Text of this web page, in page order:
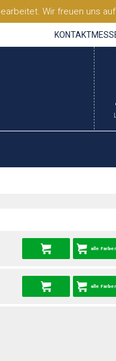
Wir freuen uns
KONTAKT
alle
alle